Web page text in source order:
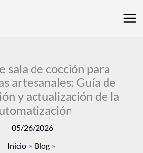
sala de cocción para
artesanales: Guía de
y actualización de la
05/26/2026
Inicio
Blog